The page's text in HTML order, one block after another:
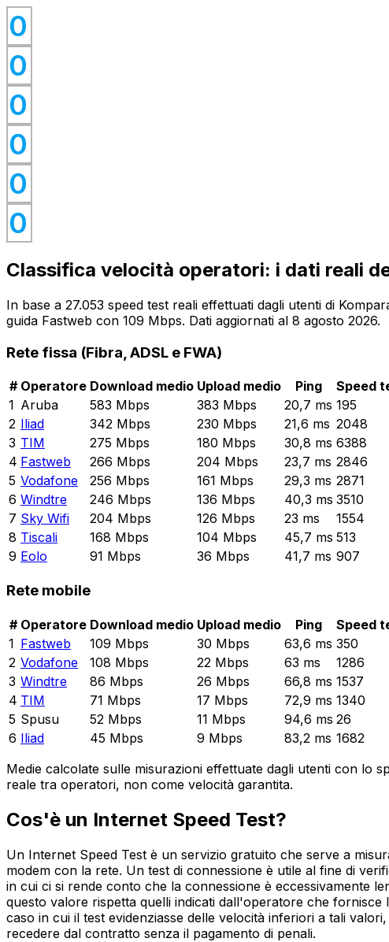
0
0
0
0
0
0
0
0
0
0
0
0
Classifica velocità operatori: i dati reali
In base a 27.053 speed test reali effettuati dagli utenti di
guida Fastweb con 109 Mbps. Dati aggiornati al 8 agosto 2026.
Rete fissa (Fibra, ADSL e FWA)
# Operatore Download medio Upload medio Ping
Speed
1 Aruba 583 Mbps 383 Mbps 20,7 ms 195
2 Iliad 342 Mbps 230 Mbps 21,6 ms 2048
3 TIM 275 Mbps 180 Mbps 30,8 ms 6388
4 Fastweb 266 Mbps 204 Mbps 23,7 ms 2846
5 Vodafone 256 Mbps 161 Mbps 29,3 ms 2871
6 Windtre 246 Mbps 136 Mbps 40,3 ms 3510
7 Sky Wifi 204 Mbps 126 Mbps 23 ms
1554
8 Tiscali 168 Mbps 104 Mbps 45,7 ms 513
9 Eolo 91 Mbps 36 Mbps 41,7 ms 907
Rete mobile
# Operatore Download medio Upload medio Ping
Speed
1 Fastweb 109 Mbps 30 Mbps 63,6 ms 350
2 Vodafone 108 Mbps 22 Mbps 63 ms
1286
3 Windtre 86 Mbps 26 Mbps 66,8 ms 1537
4 TIM 71 Mbps 17 Mbps 72,9 ms 1340
5 Spusu 52 Mbps 11 Mbps 94,6 ms 26
6 Iliad 45 Mbps 9 Mbps 83,2 ms 1682
Medie calcolate sulle misurazioni effettuate dagli utenti con lo
reale tra operatori, non come velocità garantita.
Cos'è un Internet Speed Test?
Un Internet Speed Test è un servizio gratuito che serve a
modem con la rete. Un test di connessione è utile al fine di
in cui ci si rende conto che la connessione è eccessivamente
questo valore rispetta quelli indicati dall'operatore che
caso in cui il test evidenziasse delle velocità inferiori a tali
recedere dal contratto senza il pagamento di penali.